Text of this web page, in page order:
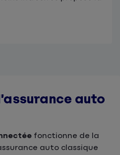
auto
fonctionne de la
auto classique